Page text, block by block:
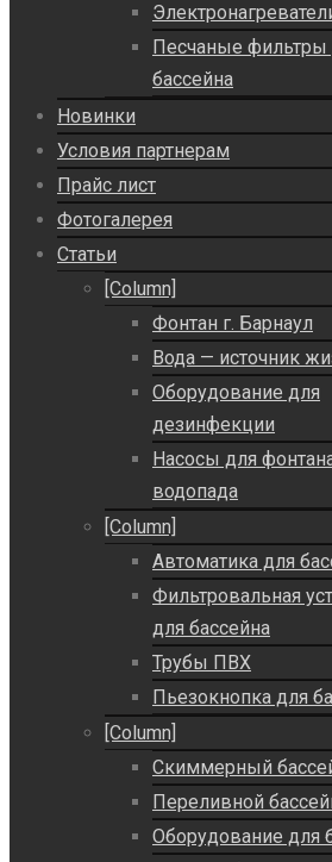
Песчаные фильтры
бассейна
Новинки
Условия партнерам
Прайс лист
Фотогалерея
Статьи
[Column]
Фонтан г. Барнаул
Вода — источник
Оборудование для
дезинфекции
Насосы для
водопада
[Column]
Автоматика для
Фильтровальная
для бассейна
Трубы ПВХ
Пьезокнопка для
[Column]
Скиммерный
Переливной
Оборудование для